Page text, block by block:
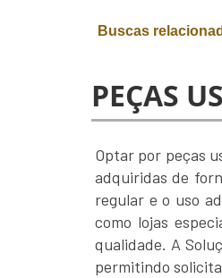
Buscas
PEÇAS
Optar por peças
adquiridas de
regular e o uso
como lojas
qualidade. A
permitindo